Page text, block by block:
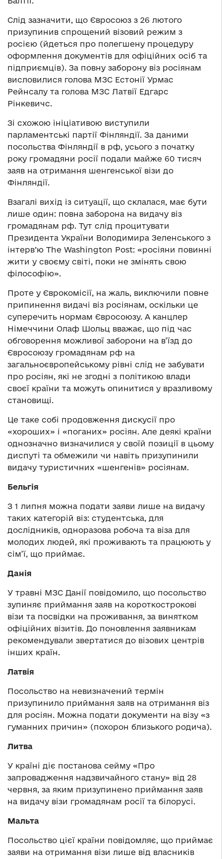
Слід зазначити, що Євросоюз з 26 лютого
призупинив спрощений візовий режим з
росією (йдеться про полегшену процедуру
оформлення документів для офіційних осіб та
підприємців). За повну заборону віз росіянам
висловилися голова МЗС Естонії Урмас
Рейнсалу та голова МЗС Латвії Едгарс
Рінкевичс.
Зі схожою ініціативою виступили
парламентські партії Фінляндії. За даними
посольства Фінляндії в рф, усього з початку
року громадяни росії подали майже 60 тисяч
заяв на отримання шенгенської візи до
Фінляндії.
Взагалі вихід із ситуації, що склалася, має бути
лише один: повна заборона на видачу віз
громадянам рф. Тут слід процитувати
Президента України Володимира Зеленського з
інтерв’ю The Washington Post: «росіяни повинні
жити у своєму світі, поки не змінять свою
філософію».
Проте у Єврокомісії, на жаль, виключили повне
припинення видачі віз росіянам, оскільки це
суперечить нормам Євросоюзу. А канцлер
Німеччини Олаф Шольц вважає, що під час
обговорення можливої заборони на в’їзд до
Євросоюзу громадянам рф на
загальноєвропейському рівні слід не забувати
про росіян, які не згодні з політикою влади
своєї країни та можуть опинитися у вразливому
становищі.
Це таке собі продовження дискусії про
«хороших» і «поганих» росіян. Але деякі країни
однозначно визначилися у своїй позиції в цьому
диспуті та обмежили чи навіть призупинили
видачу туристичних «шенгенів» росіянам.
Бельгія
З 1 липня можна подати заяви лише на видачу
таких категорій віз: студентська, для
дослідників, одноразова робоча та віза для
молодих людей, які проживають та працюють у
сім’ї, що приймає.
Данія
У травні МЗС Данії повідомило, що посольство
зупиняє приймання заяв на короткострокові
візи та посвідки на проживання, за винятком
офіційних візитів. До поновлення заявникам
рекомендували звертатися до візових центрів
інших країн.
Латвія
Посольство на невизначений термін
призупинило приймання заяв на отримання віз
для росіян. Можна подати документи на візу «з
гуманних причин» (похорон близького родича).
Литва
У країні діє постанова сейму «Про
запровадження надзвичайного стану» від 28
червня, за яким призупинено приймання заяв
на видачу візи громадянам росії та білорусі.
Мальта
Посольство цієї країни повідомляє, що приймає
заяви на отримання візи лише від власників